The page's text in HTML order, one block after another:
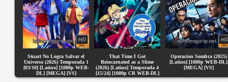
Stuart No Logra Salvar el
Universo (2026) Temporada 1
[03/10] [Latino] [1080p WEB-
DL] [MEGA] [VS]
That Time I Got
Reincarnated as a Slime
(2026) [Latino] Temporada 4
[15/24] [1080p CR WEB-DL]
[MEGA] [VS]
Operacion Sombra (2025)
[Latino] [1080p WEB-DL]
[MEGA] [VS]